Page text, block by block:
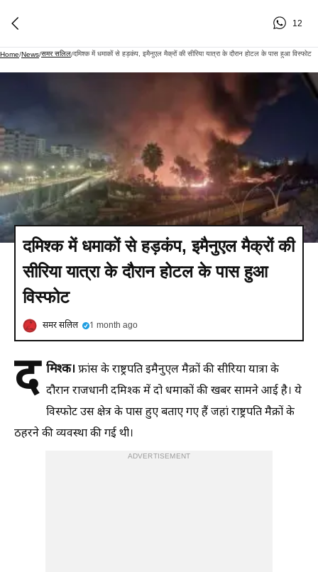
12
Home/News/समर सलिल/दमिश्क में धमाकों से हड़कंप, इमैनुएल मैक्रों की सीरिया यात्रा के दौरान होटल के पास हुआ विस्फोट
दमिश्क में धमाकों से हड़कंप, इमैनुएल मैक्रों की
सीरिया यात्रा के दौरान होटल के पास हुआ
विस्फोट
समर सलिल 1 month ago
द मिश्क। फ्रांस के राष्ट्रपति इमैनुएल मैक्रों की सीरिया यात्रा के
दौरान राजधानी दमिश्क में दो धमाकों की खबर सामने आई है। ये
विस्फोट उस क्षेत्र के पास हुए बताए गए हैं जहां राष्ट्रपति मैक्रों के
ठहरने की व्यवस्था की गई थी।
ADVERTISEMENT